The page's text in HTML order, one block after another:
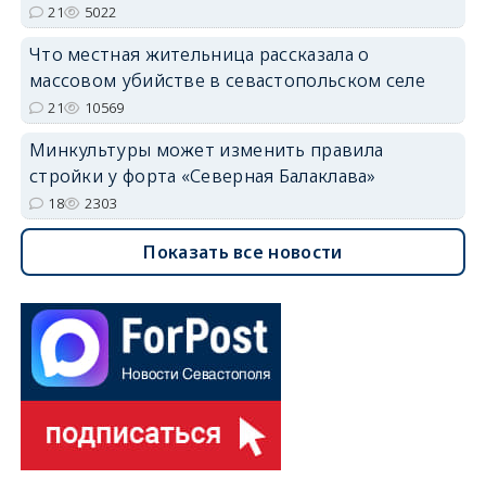
21 5022
Что местная жительница рассказала о
массовом убийстве в севастопольском селе
21 10569
Минкультуры может изменить правила
стройки у форта «Северная Балаклава»
18 2303
Показать все новости